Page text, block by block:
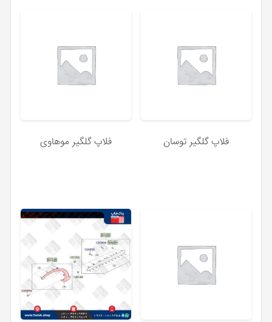
فلاپ گلگیر توسان فلاپ گلگیر موهاوی